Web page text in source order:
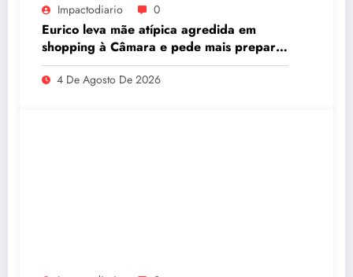
Impactodiario 0
Eurico leva mãe atípica agredida em
shopping à Câmara e pede mais preparo
dos estabelecimentos para acolher
autistas
4 De Agosto De 2026